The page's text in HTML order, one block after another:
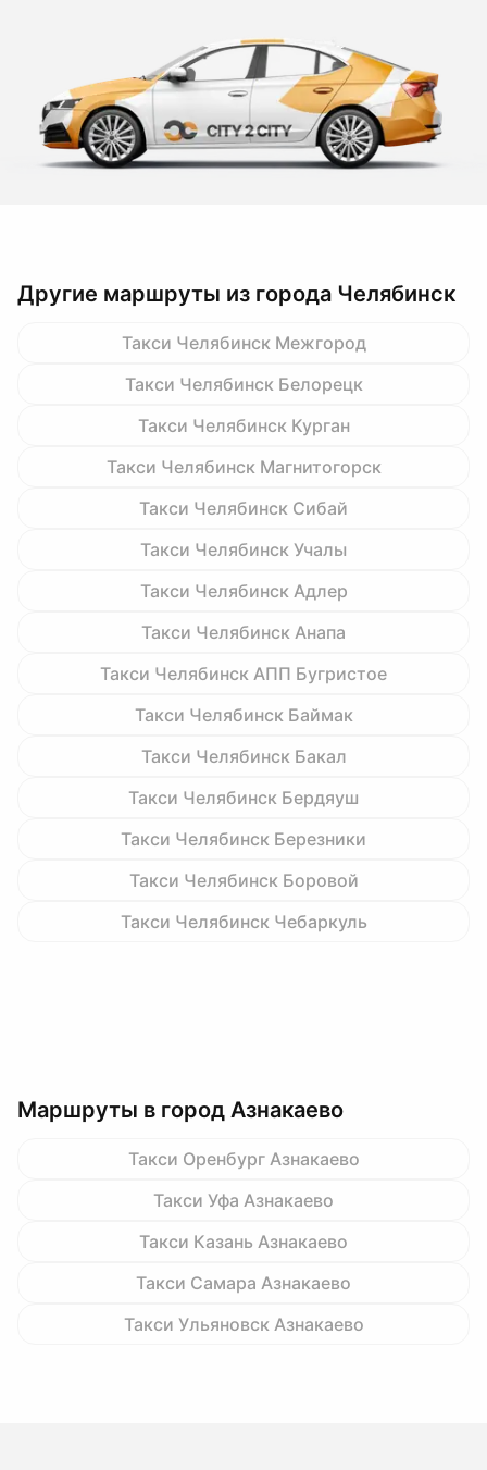
Другие маршруты из города Челябинск
Такси Челябинск Межгород
Такси Челябинск Белорецк
Такси Челябинск Курган
Такси Челябинск Магнитогорск
Такси Челябинск Сибай
Такси Челябинск Учалы
Такси Челябинск Адлер
Такси Челябинск Анапа
Такси Челябинск АПП Бугристое
Такси Челябинск Баймак
Такси Челябинск Бакал
Такси Челябинск Бердяуш
Такси Челябинск Березники
Такси Челябинск Боровой
Такси Челябинск Чебаркуль
Маршруты в город Азнакаево
Такси Оренбург Азнакаево
Такси Уфа Азнакаево
Такси Казань Азнакаево
Такси Самара Азнакаево
Такси Ульяновск Азнакаево